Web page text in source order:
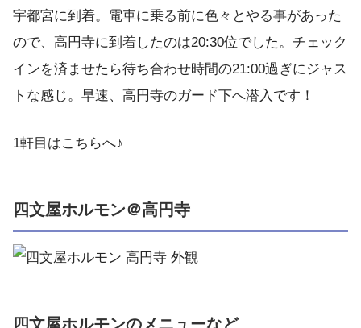
宇都宮に到着。電車に乗る前に色々とやる事があった
ので、高円寺に到着したのは20:30位でした。チェック
インを済ませたら待ち合わせ時間の21:00過ぎにジャス
トな感じ。早速、高円寺のガード下へ潜入です！
1軒目はこちらへ♪
四文屋ホルモン＠高円寺
四文屋ホルモンのメニューなど